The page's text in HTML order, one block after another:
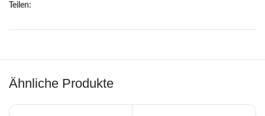
Teilen:
Ähnliche Produkte